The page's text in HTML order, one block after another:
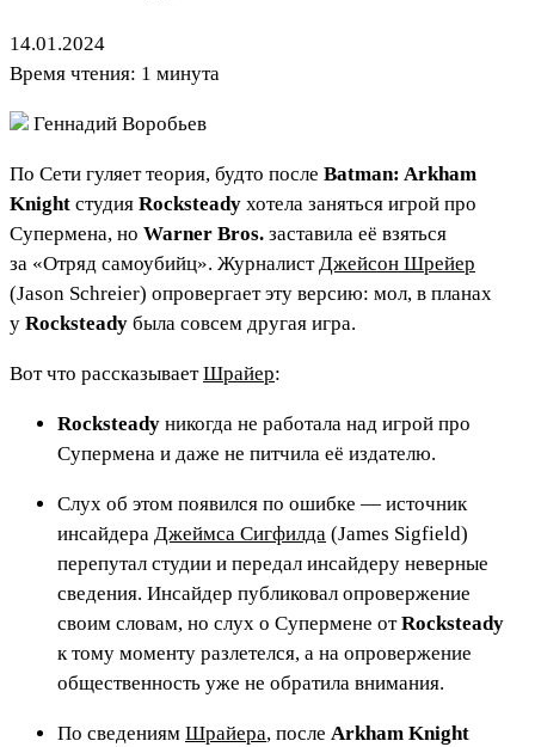
14.01.2024
Время чтения: 1 минута
Геннадий Воробьев
По Сети гуляет теория, будто после Batman: Arkham
Knight студия Rocksteady хотела заняться игрой про
Супермена, но Warner Bros. заставила её взяться
за «Отряд самоубийц». ЖурналистДжейсон Шрейер
(Jason Schreier) опровергает эту версию: мол, в планах
у Rocksteady была совсем другая игра.
Вот что рассказываетШрайер:
Rocksteady никогда не работала над игрой про
Супермена и даже не питчила её издателю.
Слух об этом появился по ошибке — источник
инсайдера Джеймса Сигфилда (James Sigfield)
перепутал студии и передал инсайдеру неверные
сведения. Инсайдер публиковал опровержение
своим словам, но слух о Супермене отRocksteady
к тому моменту разлетелся, а на опровержение
общественность уже не обратила внимания.
По сведениям Шрайера, после Arkham Knight